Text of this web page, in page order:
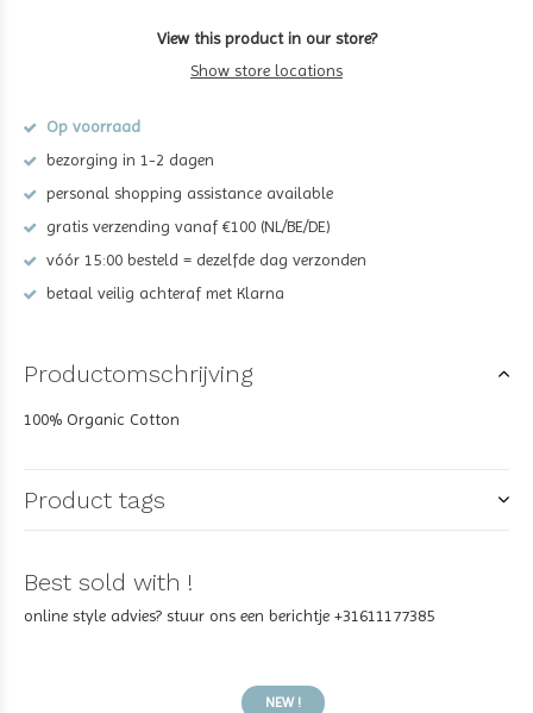
View this product in our store?
Show store locations
Op voorraad
bezorging in 1-2 dagen
personal shopping assistance available
gratis verzending vanaf €100 (NL/BE/DE)
vóór 15:00 besteld = dezelfde dag verzonden
betaal veilig achteraf met Klarna
Productomschrijving
100% Organic Cotton
Product tags
Best sold with !
online style advies? stuur ons een berichtje +31611177385
NEW !